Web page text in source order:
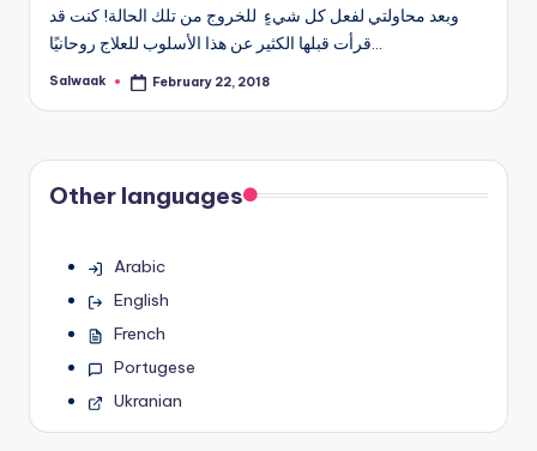
وبعد محاولتي لفعل كل شيءٍ للخروج من تلك الحالة! كنت قد
قرأت قبلها الكثير عن هذا الأسلوب للعلاج روحانيًا…
Posted
Salwaak February 22, 2018
Other languages
Arabic
English
French
Portugese
Ukranian